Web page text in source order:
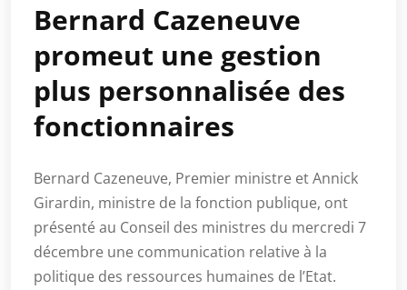
Bernard Cazeneuve
promeut une gestion
plus personnalisée des
fonctionnaires
Bernard Cazeneuve, Premier ministre et Annick
Girardin, ministre de la fonction publique, ont
présenté au Conseil des ministres du mercredi 7
décembre une communication relative à la
politique des ressources humaines de l’Etat.